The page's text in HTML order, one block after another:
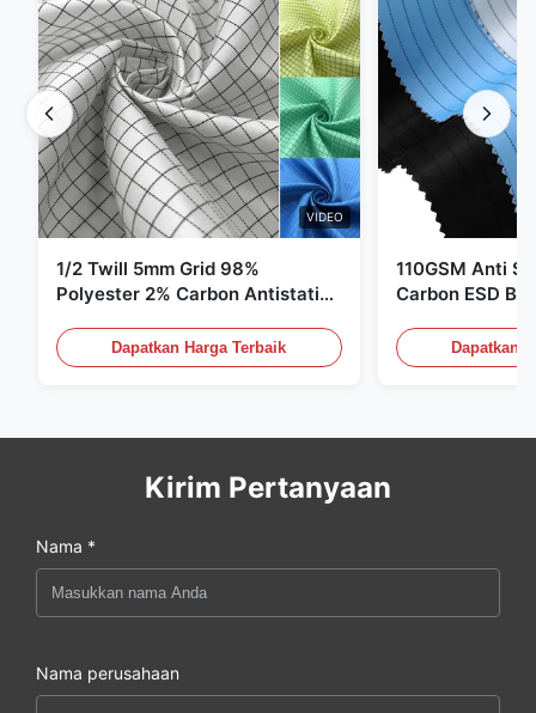
VIDEO
1/2 Twill 5mm Grid 98%
Polyester 2% Carbon Antistatic
Dapatkan Harga Terbaik
110GSM Anti
Carbon ESD
Dapatkan
Kirim Pertanyaan
Nama *
Nama perusahaan